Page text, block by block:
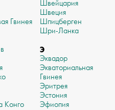
Гвинея
Конго
Швейцария
Швеция
Шпицберген
Шри-Ланка
Э
Эквадор
Экваториальная
Гвинея
Эритрея
Эстония
Эфиопия